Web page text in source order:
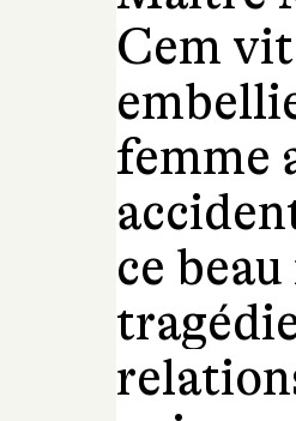
Cem
femme
ce